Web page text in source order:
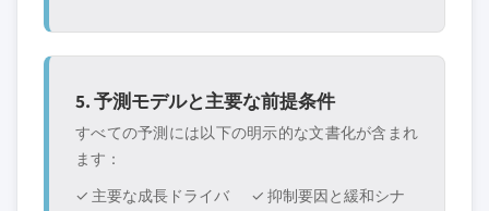
5. 予測モデルと主要な前提条件
すべての予測には以下の明示的な文書化が含まれ
ます：
✓ 主要な成長ドライバ
✓ 抑制要因と緩和シナ